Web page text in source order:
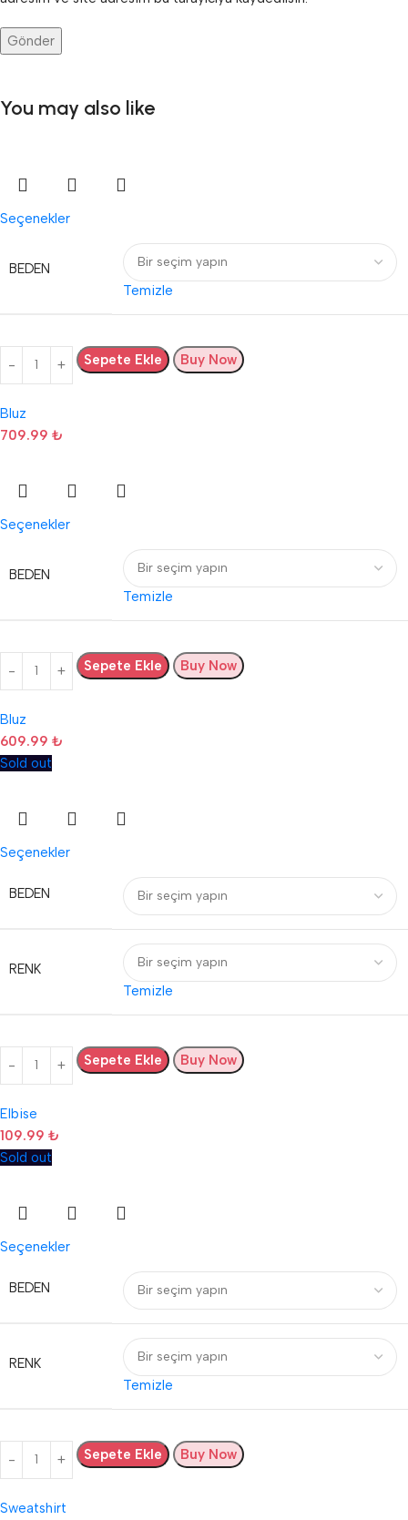
You may also like
Seçenekler
BEDEN
Temizle
Sepete Ekle Buy Now
Bluz
709.99 ₺
Seçenekler
BEDEN
Temizle
Sepete Ekle Buy Now
Bluz
609.99 ₺
Sold out
Seçenekler
BEDEN
RENK
Temizle
Sepete Ekle Buy Now
Elbise
109.99 ₺
Sold out
Seçenekler
BEDEN
RENK
Temizle
Sepete Ekle Buy Now
Sweatshirt